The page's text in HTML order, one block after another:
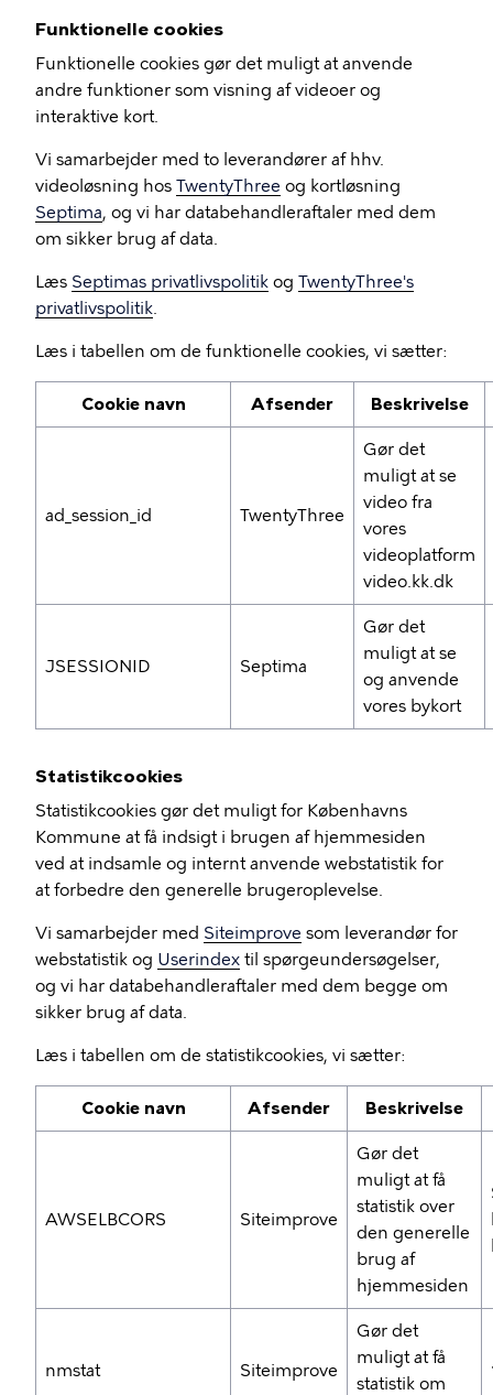
Funktionelle cookies
Funktionelle cookies gør det muligt at anvende
andre funktioner som visning af videoer og
interaktive kort.
Vi samarbejder med to leverandører af hhv.
videoløsning hos TwentyThree og kortløsning
Septima, og vi har databehandleraftaler med dem
om sikker brug af data.
Læs Septimas privatlivspolitik og TwentyThree's
privatlivspolitik.
Læs i tabellen om de funktionelle cookies, vi sætter:
Cookie navn Afsender Beskrivelse
ad_session_id TwentyThree
Gør det
muligt at se
video fra
vores
videoplatform
video.kk.dk
JSESSIONID Septima
Gør det
muligt at se
og anvende
vores bykort
Statistikcookies
Statistikcookies gør det muligt for Københavns
Kommune at få indsigt i brugen af hjemmesiden
ved at indsamle og internt anvende webstatistik for
at forbedre den generelle brugeroplevelse.
Vi samarbejder med Siteimprove som leverandør for
webstatistik og Userindex til spørgeundersøgelser,
og vi har databehandleraftaler med dem begge om
sikker brug af data.
Læs i tabellen om de statistikcookies, vi sætter:
Cookie navn Afsender Beskrivelse
AWSELBCORS Siteimprove
Gør det
muligt at få
statistik over
den generelle
brug af
hjemmesiden
nmstat Siteimprove
Gør det
muligt at få
statistik om